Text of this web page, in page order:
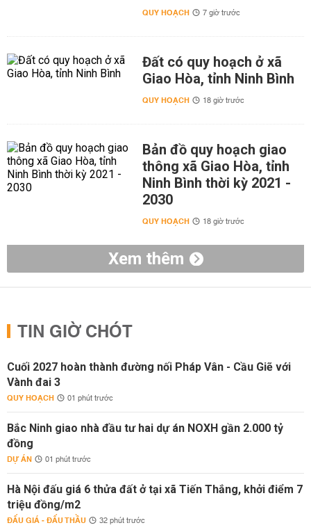
QUY HOẠCH 7 giờ trước
Đất có quy hoạch ở xã
Giao Hòa, tỉnh Ninh Bình
QUY HOẠCH 18 giờ trước
Bản đồ quy hoạch giao
thông xã Giao Hòa, tỉnh
Ninh Bình thời kỳ 2021 -
2030
QUY HOẠCH 18 giờ trước
Xem thêm
TIN GIỜ CHÓT
Cuối 2027 hoàn thành đường nối Pháp Vân - Cầu Giẽ với
Vành đai 3
QUY HOẠCH 01 phút trước
Bắc Ninh giao nhà đầu tư hai dự án NOXH gần 2.000 tỷ
đồng
DỰ ÁN 01 phút trước
Hà Nội đấu giá 6 thửa đất ở tại xã Tiến Thắng, khởi điểm 7
triệu đồng/m2
ĐẤU GIÁ - ĐẤU THẦU 32 phút trước